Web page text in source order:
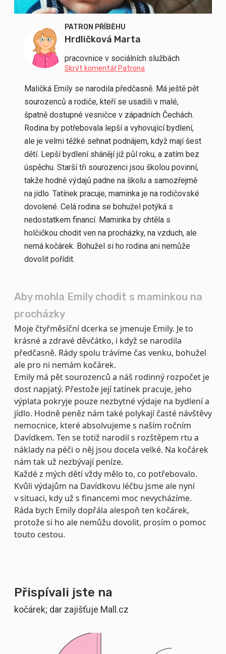
PATRON PŘÍBĚHU
Hrdličková Marta
pracovnice v sociálních službách
Skrýt komentář Patrona
Maličká Emily se narodila předčasně. Má ještě pět
sourozenců a rodiče, kteří se usadili v malé,
špatně dostupné vesničce v západních Čechách.
Rodina by potřebovala lepší a vyhovující bydlení,
ale je velmi těžké sehnat podnájem, když mají šest
dětí. Lepší bydlení shánějí již půl roku, a zatím bez
úspěchu. Starší tři sourozenci jsou školou povinní,
takže hodně výdajů padne na školu a samozřejmě
na jídlo. Tatínek pracuje, maminka je na rodičovské
dovolené. Celá rodina se bohužel potýká s
nedostatkem financí. Maminka by chtěla s
holčičkou chodit ven na procházky, na vzduch, ale
nemá kočárek. Bohužel si ho rodina ani nemůže
dovolit pořídit.
Přispívali jste na
kočárek; dar zajišťuje Mall.cz
Aby mohla Emily chodit s maminkou na
procházky
Moje čtyřměsíční dcerka se jmenuje Emily. Je to
krásné a zdravé děvčátko, i když se narodila
předčasně. Rády spolu trávíme čas venku, bohužel
ale pro ni nemám kočárek.
Emily má pět sourozenců a náš rodinný rozpočet je
dost napjatý. Přestože její tatínek pracuje, jeho
výplata pokryje pouze nezbytné výdaje na bydlení a
jídlo. Hodně peněz nám také polykají časté návštěvy
nemocnice, které absolvujeme s naším ročním
Davídkem. Ten se totiž narodil s rozštěpem rtu a
náklady na péči o něj jsou docela velké. Na kočárek
nám tak už nezbývají peníze.
Každé z mých dětí vždy mělo to, co potřebovalo.
Kvůli výdajům na Davídkovu léčbu jsme ale nyní
v situaci, kdy už s financemi moc nevycházíme.
Ráda bych Emily dopřála alespoň ten kočárek,
protože si ho ale nemůžu dovolit, prosím o pomoc
touto cestou.